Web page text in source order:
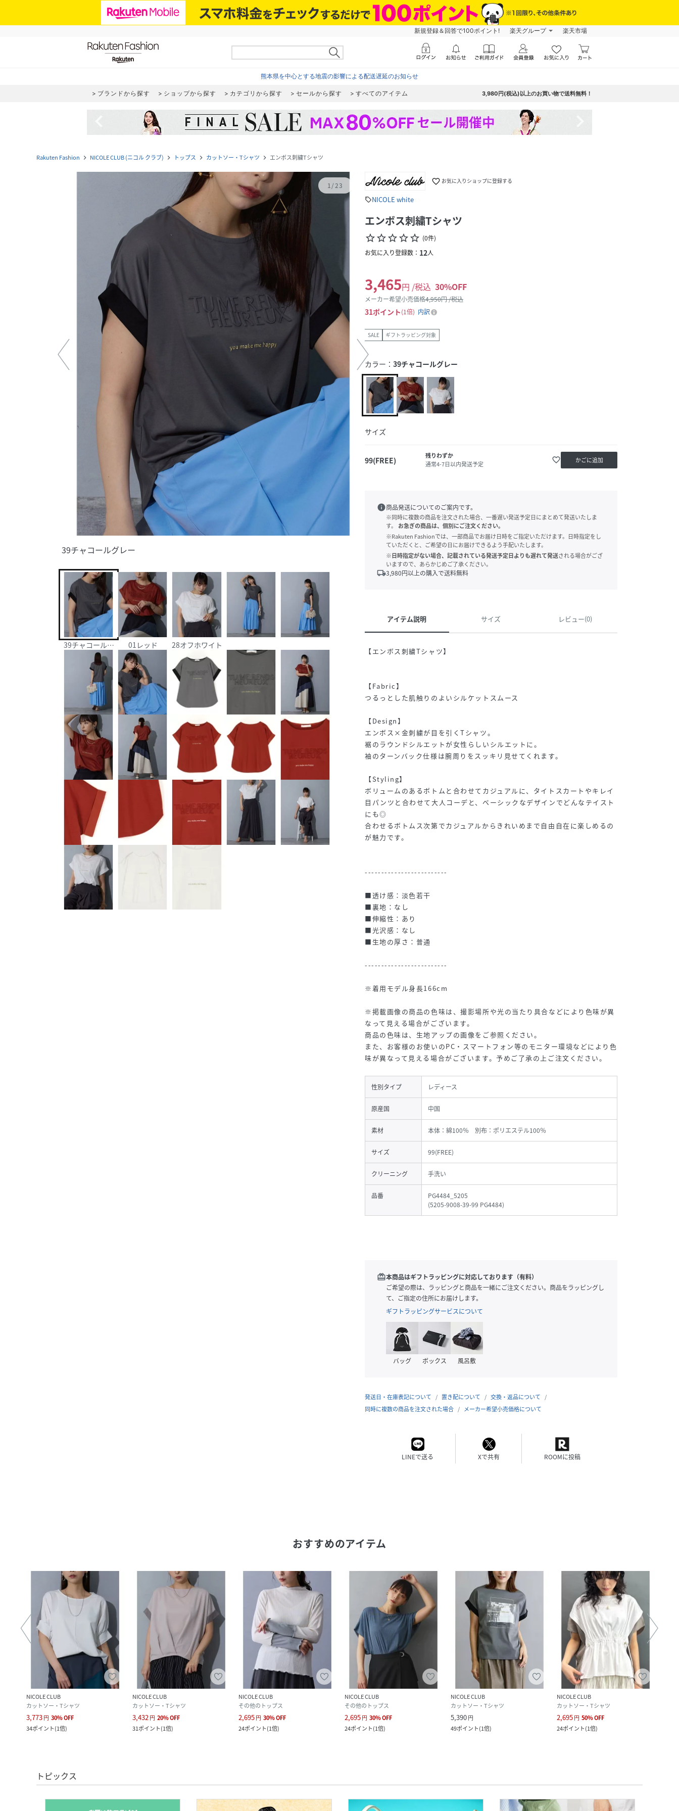
新規登録＆回答で100ポイント! 楽天グループ 楽天市場
熊本県を中心とする地震の影響による配送遅延のお知らせ
ブランドから探す ショップから探す カテゴリから探す セールから探す すべてのアイテム 3,980円(税込)以上のお買い物で送料無料！
Rakuten Fashion navigate_next NICOLE CLUB (ニコル クラブ) navigate_next トップス navigate_next カットソー・Tシャツ navigate_next エンボス刺繍Tシャツ
1/23
39チャコールグレー
39チャコールグレー 01レッド 28オフホワイト
favorite_border お気に入りショップに登録する
sellNICOLE white
エンボス刺繍Tシャツ
star_borderstar_borderstar_borderstar_borderstar_border (0件)
お気に入り登録数： 12人
3,465円 /税込 30%OFF
メーカー希望小売価格4,950円 /税込
31ポイント 1倍 内訳
SALE ギフトラッピング対象
カラー： 39チャコールグレー
サイズ
99(FREE)
残りわずか
通常4-7日以内発送予定
favorite_border かごに追加
info商品発送についてのご案内です。
※同時に複数の商品を注文された場合、一番遅い発送予定日にまとめて発送いたしま
す。
お急ぎの商品は、個別にご注文ください。
※Rakuten Fashionでは、一部商品でお届け日時をご指定いただけます。日時指定をし
ていただくと、ご希望の日にお届けできるよう手配いたします。
※日時指定がない場合、記載されている発送予定日よりも遅れて発送される場合がござ
いますので、あらかじめご了承ください。
local_shipping3,980円以上の購入で送料無料
アイテム説明 サイズ レビュー(0)
【エンボス刺繍Tシャツ】
【Fabric】
つるっとした肌触りのよいシルケットスムース
【Design】
エンボス×金刺繍が目を引くTシャツ。
裾のラウンドシルエットが女性らしいシルエットに。
袖のターンバック仕様は腕周りをスッキリ見せてくれます。
【Styling】
ボリュームのあるボトムと合わせてカジュアルに、タイトスカートやキレイ
目パンツと合わせて大人コーデと、ベーシックなデザインでどんなテイスト
にも◎
合わせるボトムス次第でカジュアルからきれいめまで自由自在に楽しめるの
が魅力です。
-------------------------
■透け感：淡色若干
■裏地：なし
■伸縮性：あり
■光沢感：なし
■生地の厚さ：普通
-------------------------
※着用モデル身長166cm
※掲載画像の商品の色味は、撮影場所や光の当たり具合などにより色味が異
なって見える場合がございます。
商品の色味は、生地アップの画像をご参照ください。
また、お客様のお使いのPC・スマートフォン等のモニター環境などにより色
味が異なって見える場合がございます。予めご了承の上ご注文ください。
性別タイプ レディース
原産国 中国
素材 本体：綿100％ 別布：ポリエステル100％
サイズ 99(FREE)
クリーニング 手洗い
品番
PG4484_5205
(5205-9008-39-99 PG4484)
redeem本商品はギフトラッピングに対応しております（有料）
ご希望の際は、ラッピングと商品を一緒にご注文ください。商品をラッピングし
て、ご指定の住所にお届けします。
ギフトラッピングサービスについて
バッグ ボックス 風呂敷
発送日・在庫表記について 置き配について
交換・返品について
同時に複数の商品を注文された場合
メーカー希望小売価格について
LINEで送る Xで共有 ROOMに投稿
おすすめのアイテム
NICOLE CLUB
カットソー・Tシャツ
3,773円 30%OFF
34ポイント(1倍)
NICOLE CLUB
カットソー・Tシャツ
3,432円 20%OFF
31ポイント(1倍)
NICOLE CLUB
その他のトップス
2,695円 30%OFF
24ポイント(1倍)
NICOLE CLUB
その他のトップス
2,695円 30%OFF
24ポイント(1倍)
NICOLE CLUB
カットソー・Tシャツ
5,390円
49ポイント(1倍)
NICOLE CLUB
カットソー・Tシャツ
2,695円 50%OFF
24ポイント(1倍)
トピックス